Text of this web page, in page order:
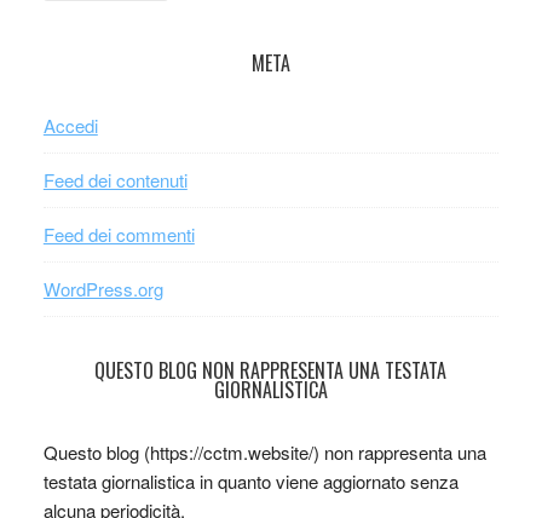
META
Accedi
Feed dei contenuti
Feed dei commenti
WordPress.org
QUESTO BLOG NON RAPPRESENTA UNA TESTATA
GIORNALISTICA
Questo blog (https://cctm.website/) non rappresenta una
testata giornalistica in quanto viene aggiornato senza
alcuna periodicità.